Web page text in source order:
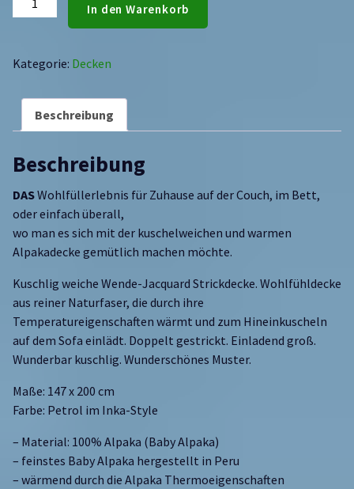
In den Warenkorb
Kategorie: Decken
Beschreibung
Beschreibung
DASWohlfüllerlebnis für Zuhause auf der Couch, im Bett,
oder einfach überall,
wo man es sich mit der kuschelweichen und warmen
Alpakadecke gemütlich machen möchte.
Kuschlig weiche Wende-Jacquard Strickdecke. Wohlfühldecke
aus reiner Naturfaser, die durch ihre
Temperatureigenschaften wärmt und zum Hineinkuscheln
auf dem Sofa einlädt. Doppelt gestrickt. Einladend groß.
Wunderbar kuschlig. Wunderschönes Muster.
Maße: 147 x 200 cm
Farbe: Petrol im Inka-Style
– Material: 100% Alpaka (Baby Alpaka)
– feinstes Baby Alpaka hergestellt in Peru
– wärmend durch die Alpaka Thermoeigenschaften